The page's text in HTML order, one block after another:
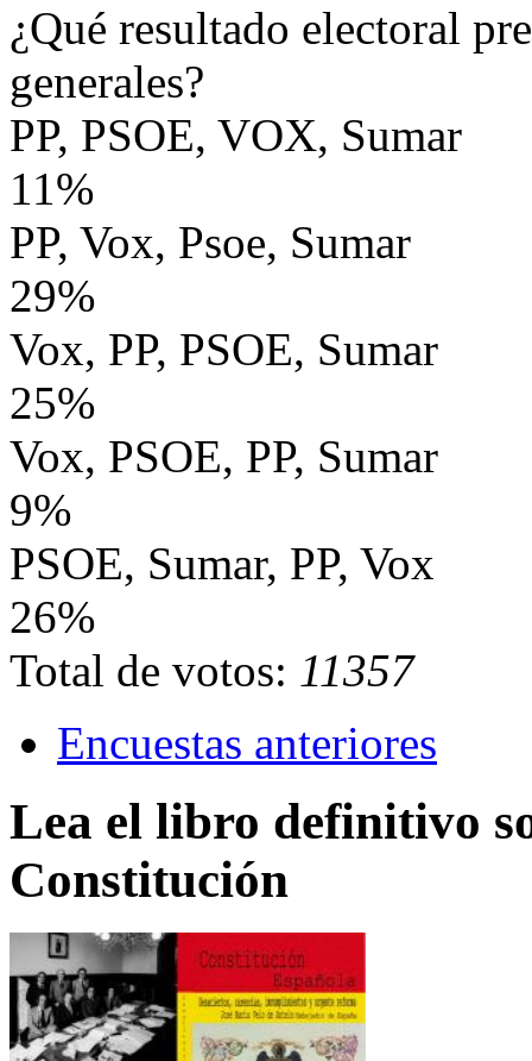
¿Qué resultado electoral
generales?
PP, PSOE, VOX, Sumar
11%
PP, Vox, Psoe, Sumar
29%
Vox, PP, PSOE, Sumar
25%
Vox, PSOE, PP, Sumar
9%
PSOE, Sumar, PP, Vox
26%
Total de votos: 11357
Encuestas anteriores
Lea el libro definitivo
Constitución